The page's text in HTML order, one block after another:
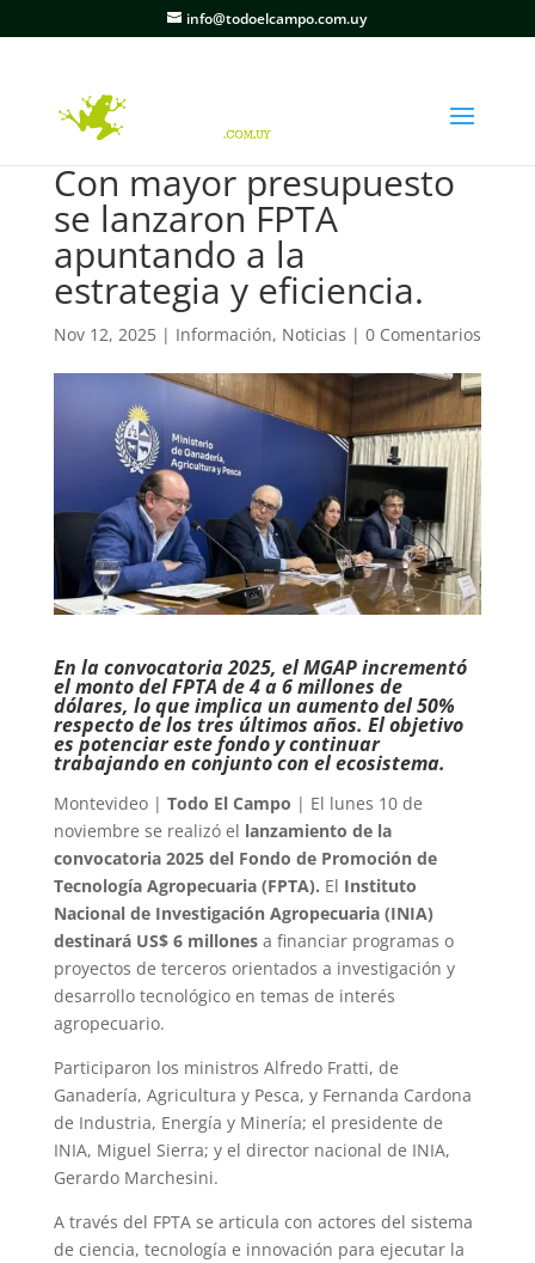
info@todoelcampo.com.uy
Con mayor presupuesto
se lanzaron FPTA
apuntando a la
estrategia y eficiencia.
Nov 12, 2025| Información, Noticias | 0 Comentarios
En la convocatoria 2025, el MGAP incrementó
el monto del FPTA de 4 a 6 millones de
dólares, lo que implica un aumento del 50%
respecto de los tres últimos años. El objetivo
es potenciar este fondo y continuar
trabajando en conjunto con el ecosistema.
Montevideo | Todo El Campo | El lunes 10 de
noviembre se realizó el lanzamiento de la
convocatoria 2025 del Fondo de Promoción de
Tecnología Agropecuaria (FPTA). El Instituto
Nacional de Investigación Agropecuaria (INIA)
destinará US$ 6 millonesa financiar programas o
proyectos de terceros orientados a investigación y
desarrollo tecnológico en temas de interés
agropecuario.
Participaron los ministros Alfredo Fratti, de
Ganadería, Agricultura y Pesca, y Fernanda Cardona
de Industria, Energía y Minería; el presidente de
INIA, Miguel Sierra; y el director nacional de INIA,
Gerardo Marchesini.
A través del FPTA se articula con actores del sistema
de ciencia, tecnología e innovación para ejecutar la